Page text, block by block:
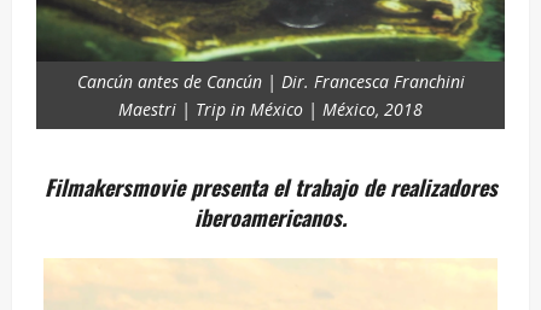
Cancún antes de Cancún | Dir. Francesca Franchini
Maestri | Trip in México | México, 2018
Filmakersmovie presenta el trabajo de realizadores
iberoamericanos.